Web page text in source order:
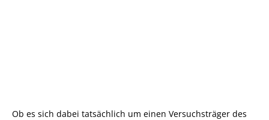
Ob es sich dabei tatsächlich um einen Versuchsträger des